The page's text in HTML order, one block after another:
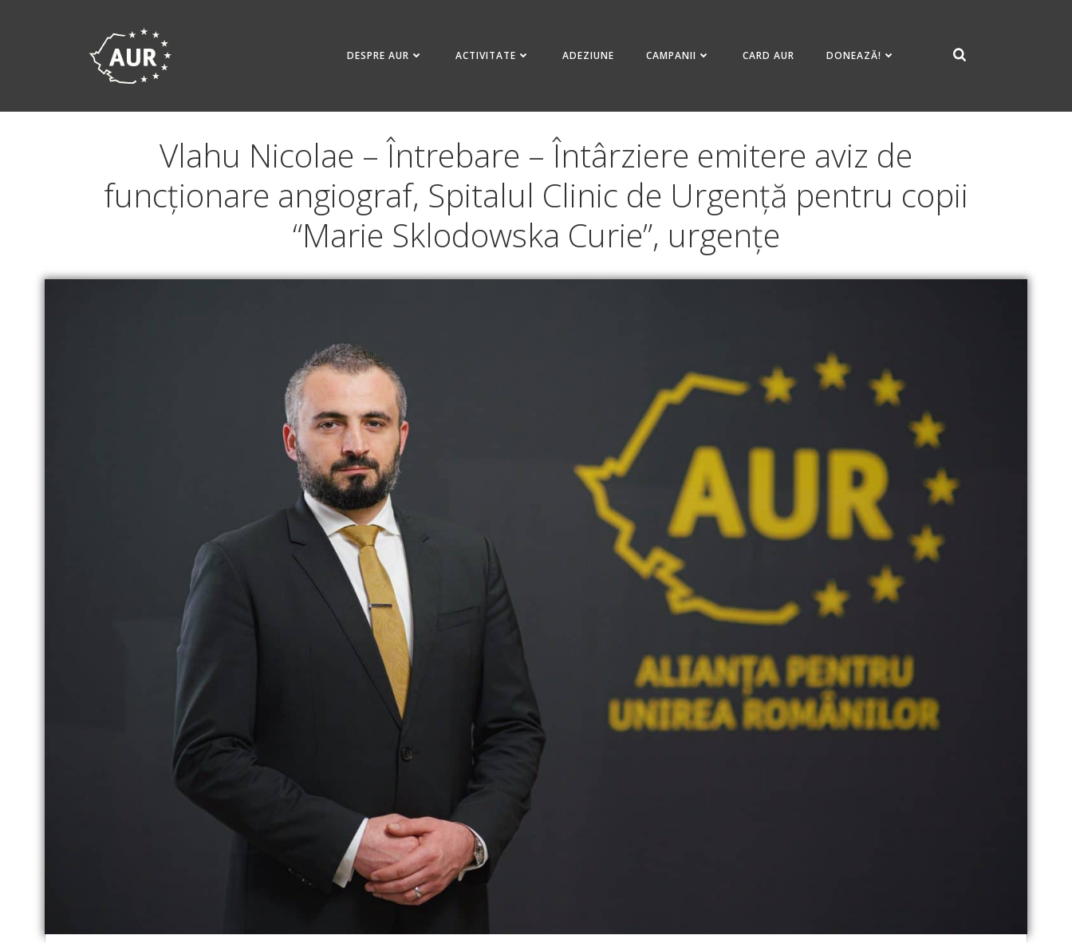
DESPRE AUR ACTIVITATE ADEZIUNE CAMPANII CARD AUR DONEAZĂ!
Vlahu Nicolae – Întrebare – Întârziere emitere aviz de
funcționare angiograf, Spitalul Clinic de Urgență pentru copii
“Marie Sklodowska Curie”, urgențe